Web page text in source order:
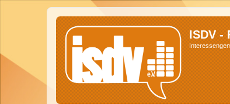
ISDV -